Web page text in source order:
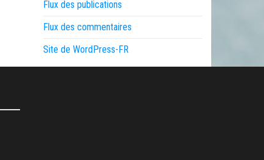
Flux des publications
Flux des commentaires
Site de WordPress-FR